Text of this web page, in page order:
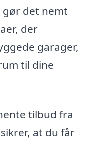
det nemt
der
garager,
til dine
tilbud fra
at du får